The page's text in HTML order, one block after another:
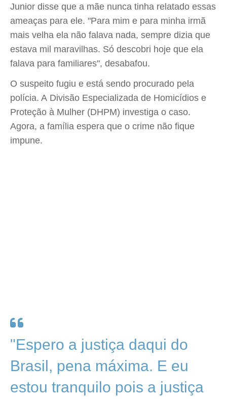
Junior disse que a mãe nunca tinha relatado essas
ameaças para ele. "Para mim e para minha irmã
mais velha ela não falava nada, sempre dizia que
estava mil maravilhas. Só descobri hoje que ela
falava para familiares", desabafou.
O suspeito fugiu e está sendo procurado pela
polícia. A Divisão Especializada de Homicídios e
Proteção à Mulher (DHPM) investiga o caso.
Agora, a família espera que o crime não fique
impune.
"Espero a justiça daqui do
Brasil, pena máxima. E eu
estou tranquilo pois a justiça